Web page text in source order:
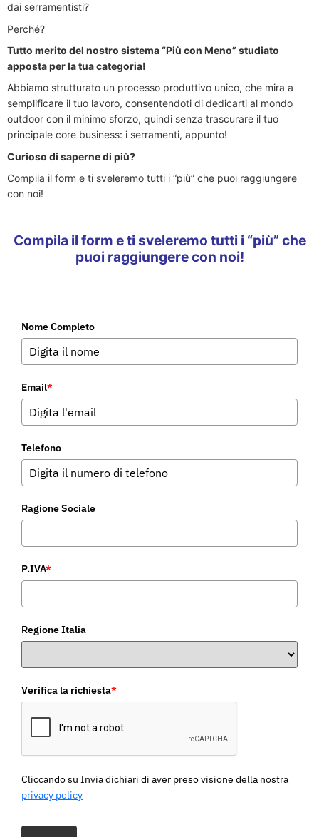
dai serramentisti?
Perché?
Tutto merito del nostro sistema “Più con Meno” studiato
apposta per la tua categoria!
Abbiamo strutturato un processo produttivo unico, che mira a
semplificare il tuo lavoro, consentendoti di dedicarti al mondo
outdoor con il minimo sforzo, quindi senza trascurare il tuo
principale core business: i serramenti, appunto!
Curioso di saperne di più?
Compila il form e ti sveleremo tutti i “più” che puoi raggiungere
con noi!
Compila il form e ti sveleremo tutti i “più” che
puoi raggiungere con noi!
Nome Completo
Email*
Telefono
Ragione Sociale
P.IVA*
Regione Italia
Verifica la richiesta*
Cliccando su Invia dichiari di aver preso visione della nostra
privacy policy